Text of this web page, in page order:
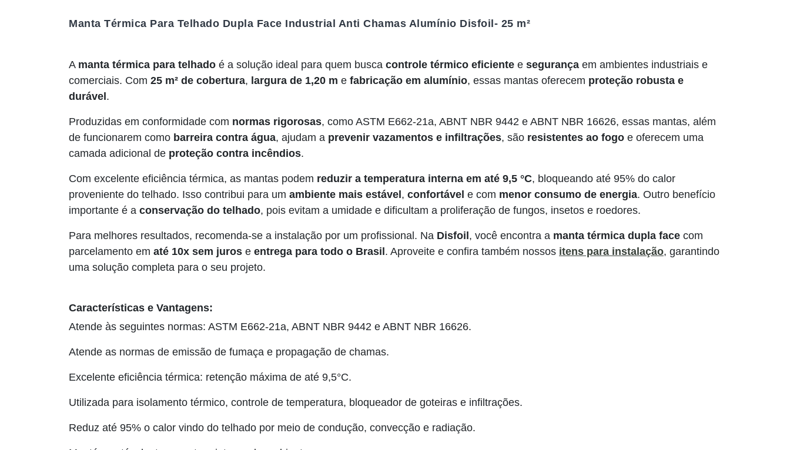
Manta Térmica Para Telhado Dupla Face Industrial Anti Chamas Alumínio Disfoil- 25 m²
A manta térmica para telhado é a solução ideal para quem busca controle térmico eficiente e segurança em ambientes industriais e
comerciais. Com 25 m² de cobertura, largura de 1,20 m e fabricação em alumínio, essas mantas oferecem proteção robusta e
durável .
Produzidas em conformidade com normas rigorosas, como ASTM E662-21a, ABNT NBR 9442 e ABNT NBR 16626, essas mantas, além
de funcionarem como barreira contra água, ajudam a prevenir vazamentos e infiltrações, são resistentes ao fogo e oferecem uma
camada adicional de proteção contra incêndios.
Com excelente eficiência térmica, as mantas podem reduzir a temperatura interna em até 9,5 °C, bloqueando até 95% do calor
proveniente do telhado. Isso contribui para um ambiente mais estável , confortável e com menor consumo de energia. Outro benefício
importante é a conservação do telhado, pois evitam a umidade e dificultam a proliferação de fungos, insetos e roedores.
Para melhores resultados, recomenda-se a instalação por um profissional. Na Disfoil , você encontra a manta térmica dupla face com
parcelamento em até 10x sem juros e entrega para todo o Brasil . Aproveite e confira também nossos itens para instalação, garantindo
uma solução completa para o seu projeto.
Características e Vantagens:
Atende às seguintes normas: ASTM E662-21a, ABNT NBR 9442 e ABNT NBR 16626.
Atende as normas de emissão de fumaça e propagação de chamas.
Excelente eficiência térmica: retenção máxima de até 9,5°C.
Utilizada para isolamento térmico, controle de temperatura, bloqueador de goteiras e infiltrações.
Reduz até 95% o calor vindo do telhado por meio de condução, convecção e radiação.